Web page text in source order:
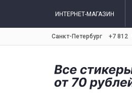
ИНТЕРНЕТ-МАГАЗИН
Санкт-Петербург +7 812